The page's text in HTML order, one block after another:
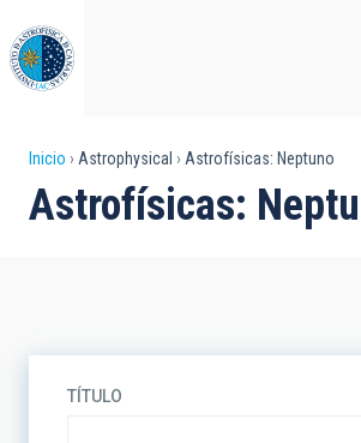
al
contenido
principal
Sobrescribir
enlaces
navegación
Inicio Astrophysical Astrofísicas: Neptuno
Astrofísicas:
TÍTULO